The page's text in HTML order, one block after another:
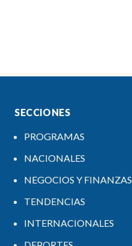
SECCIONES
PROGRAMAS
NACIONALES
NEGOCIOS Y FINANZAS
TENDENCIAS
INTERNACIONALES